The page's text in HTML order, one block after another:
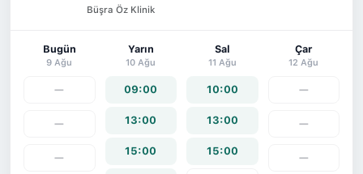
Büşra Öz Klinik
Bugün
9 Ağu
—
—
—
Yarın
10 Ağu
09:00
13:00
15:00
Sal
11 Ağu
10:00
13:00
15:00
Çar
12 Ağu
—
—
—